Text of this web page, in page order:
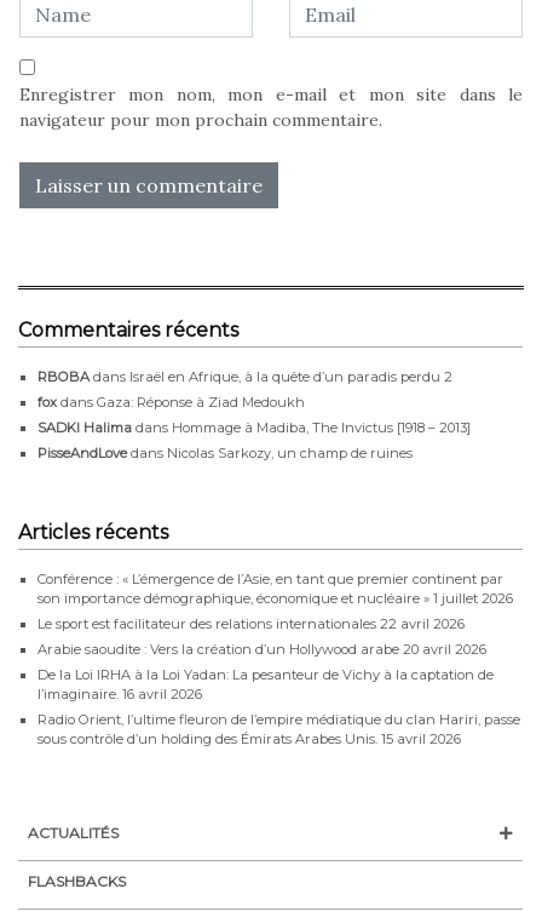
Enregistrer mon nom, mon e-mail et mon site dans le
navigateur pour mon prochain commentaire.
Commentaires récents
RBOBA dans Israël en Afrique, à la quête d’un paradis perdu 2
fox dans Gaza: Réponse à Ziad Medoukh
SADKI Halima dans Hommage à Madiba, The Invictus [1918 – 2013]
PisseAndLovedans Nicolas Sarkozy, un champ de ruines
Articles récents
Conférence : « L’émergence de l’Asie, en tant que premier continent par
son importance démographique, économique et nucléaire » 1 juillet 2026
Le sport est facilitateur des relations internationales 22 avril 2026
Arabie saoudite : Vers la création d’un Hollywood arabe 20 avril 2026
De la Loi IRHA à la Loi Yadan: La pesanteur de Vichy à la captation de
l’imaginaire. 16 avril 2026
Radio Orient, l’ultime fleuron de l’empire médiatique du clan Hariri, passe
sous contrôle d’un holding des Émirats Arabes Unis. 15 avril 2026
ACTUALITÉS
FLASHBACKS